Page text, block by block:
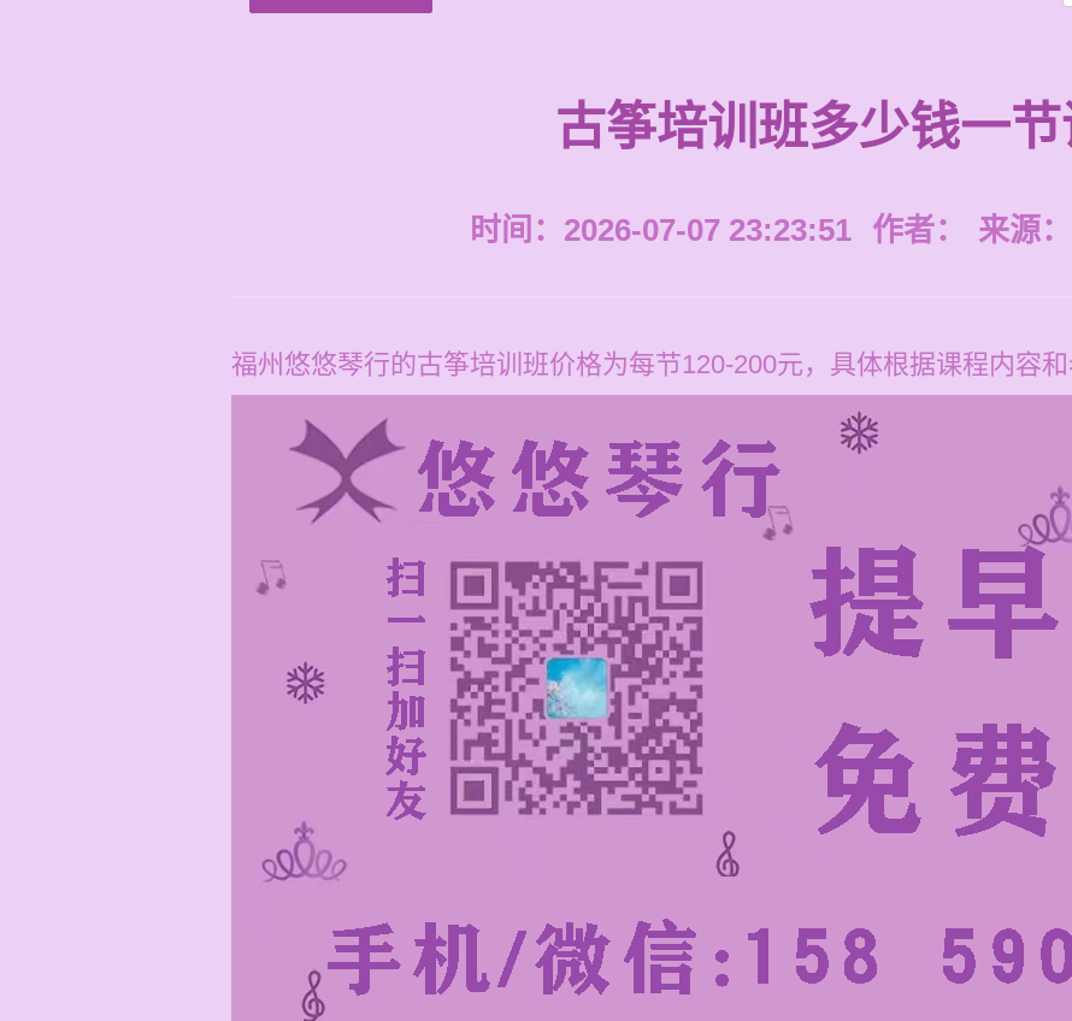
古筝培训班多少钱一
时间：2026-07-07 23:23:51 作者： 来源：
福州悠悠琴行的古筝培训班价格为每节120-200元，具体根据课程内容和